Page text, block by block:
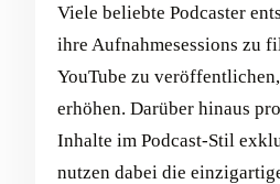
Viele beliebte Podcaster
ihre Aufnahmesessions zu
YouTube zu
erhöhen. Darüber hinaus
Inhalte im Podcast-Stil
nutzen dabei die